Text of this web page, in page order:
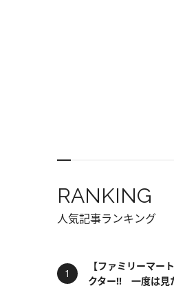
RANKING
人気記事ランキング
【ファミリーマー
クター!! 一度は見